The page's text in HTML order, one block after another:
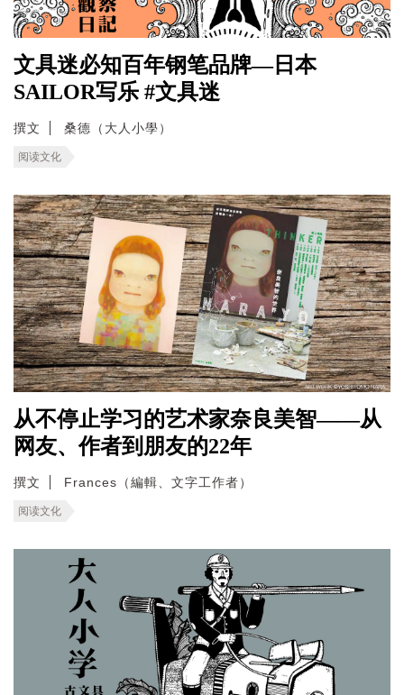
文具迷必知百年钢笔品牌—日本
SAILOR写乐 #文具迷
撰文 桑德（大人小學）
阅读文化
从不停止学习的艺术家奈良美智——从
网友、作者到朋友的22年
撰文 Frances（編輯、文字工作者）
阅读文化